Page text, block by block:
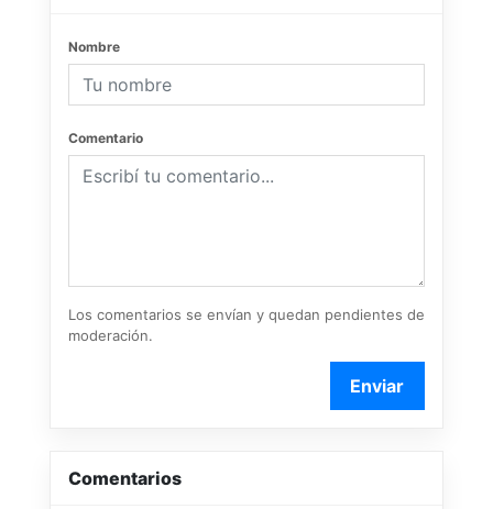
Nombre
Comentario
Los comentarios se envían y quedan pendientes de
moderación.
Enviar
Comentarios